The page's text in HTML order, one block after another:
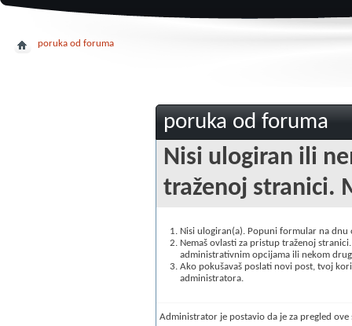
poruka od foruma
poruka od foruma
Nisi ulogiran ili
traženoj stranici.
Nisi ulogiran(a). Popuni formular na
Nemaš ovlasti za pristup traženoj
administrativnim opcijama ili nekom
Ako pokušavaš poslati novi post, tvoj
administratora.
Administrator je postavio da je za pregled